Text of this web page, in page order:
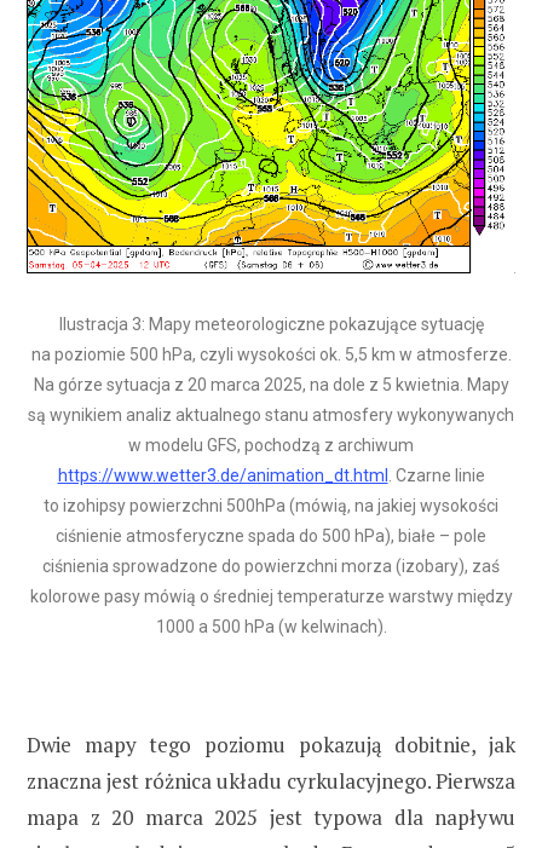
Ilustracja 3: Mapy meteorologiczne pokazujące sytuację
na poziomie 500 hPa, czyli wysokości ok. 5,5 km w atmosferze.
Na górze sytuacja z 20 marca 2025, na dole z 5 kwietnia. Mapy
są wynikiem analiz aktualnego stanu atmosfery wykonywanych
w modelu GFS, pochodzą z archiwum
https://www.wetter3.de/animation_dt.html
. Czarne linie
to izohipsy powierzchni 500hPa (mówią, na jakiej wysokości
ciśnienie atmosferyczne spada do 500 hPa), białe – pole
ciśnienia sprowadzone do powierzchni morza (izobary), zaś
kolorowe pasy mówią o średniej temperaturze warstwy między
1000 a 500 hPa (w kelwinach).
Dwie mapy tego poziomu pokazują dobitnie, jak
znaczna jest różnica układu cyrkulacyjnego. Pierwsza
mapa z 20 marca 2025 jest typowa dla napływu